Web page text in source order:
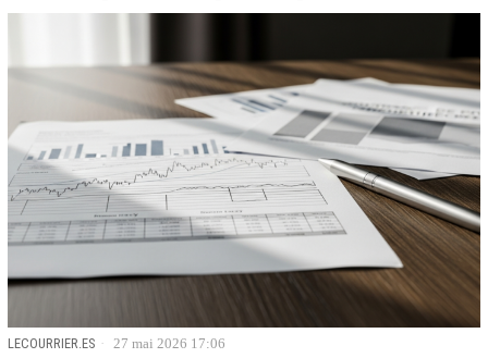
LECOURRIER.ES 27 mai 2026 17:06